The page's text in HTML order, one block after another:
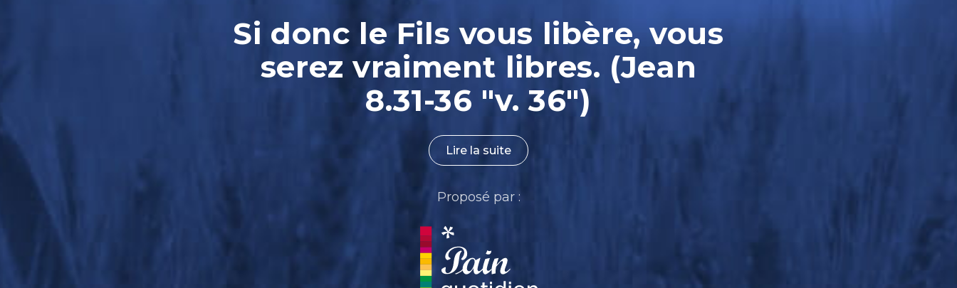
Si donc le Fils vous libère, vous
serez vraiment libres. (Jean
8.31-36 "v. 36")
Lire la suite
Proposé par :